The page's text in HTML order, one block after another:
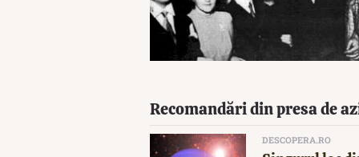
Recomandări din presa de
DESCOPERA.RO